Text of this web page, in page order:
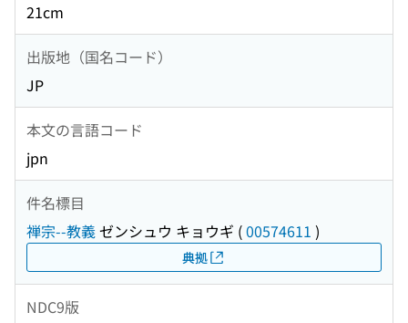
21cm
出版地（国名コード）
JP
本文の言語コード
jpn
件名標目
禅宗--教義ゼンシュウ キョウギ (00574611 )
典拠
NDC9版